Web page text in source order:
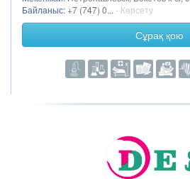
Байланыс: +7 (747) 0... - Көрсету
Сұрақ қою